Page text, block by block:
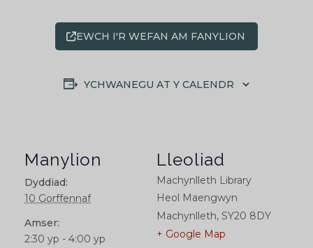
EWCH I'R WEFAN AM FANYLION
YCHWANEGU AT Y CALENDR
Manylion
Dyddiad:
10 Gorffennaf
Amser:
2:30 yp - 4:00 yp
Lleoliad
Machynlleth Library
Heol Maengwyn
Machynlleth, SY20 8DY
+ Google Map